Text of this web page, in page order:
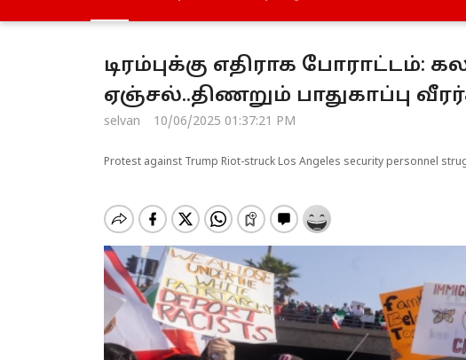
டிரம்புக்கு எதிராக
ஏஞ்சல்..திணறும் பாதுகாப்பு
selvan 10/06/2025 01:37:21 PM
Protest against Trump Riot-struck Los Angeles security personnel